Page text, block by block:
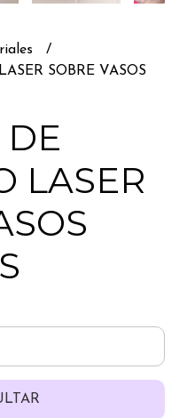
SOBRE VASOS
DE
LASER